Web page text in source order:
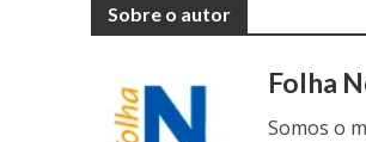
Sobre o autor
Folha
Somos o